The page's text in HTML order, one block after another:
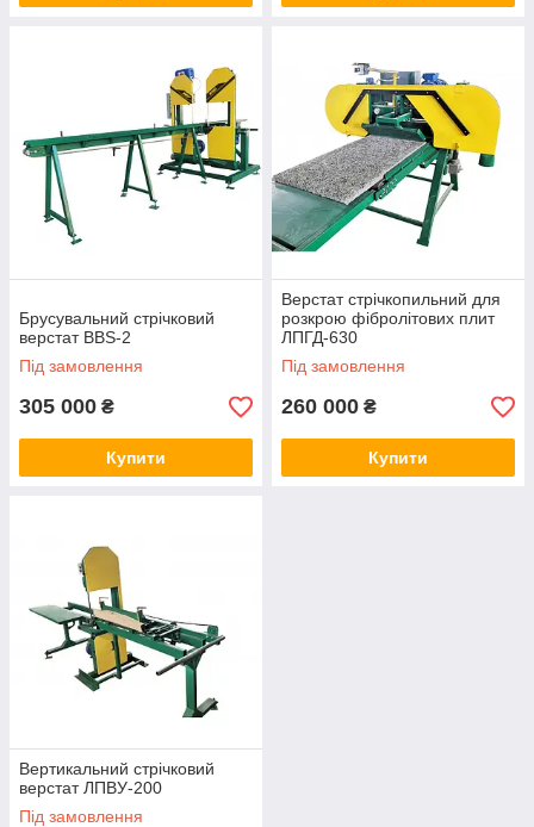
Брусувальний стрічковий
верстат BBS-2
Під замовлення
305 000 ₴
Купити
Верстат стрічкопильний для
розкрою фібролітових плит
ЛПГД-630
Під замовлення
260 000 ₴
Купити
Вертикальний стрічковий
верстат ЛПВУ-200
Під замовлення